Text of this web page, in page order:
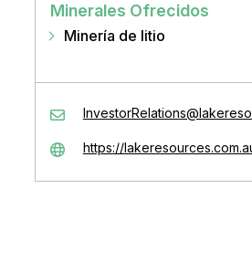
Minerales Ofrecidos
Minería de litio
https://